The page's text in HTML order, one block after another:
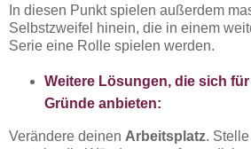
In diesen Punkt spielen außerdem
Selbstzweifel hinein, die in einem
Serie eine Rolle spielen werden.
Weitere Lösungen, die sich
Gründe anbieten:
Verändere deinen Arbeitsplatz.